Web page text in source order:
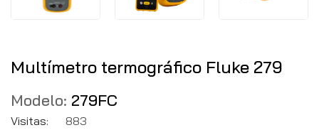
Multímetro termográfico Fluke 279
Modelo: 279FC
Visitas: 883